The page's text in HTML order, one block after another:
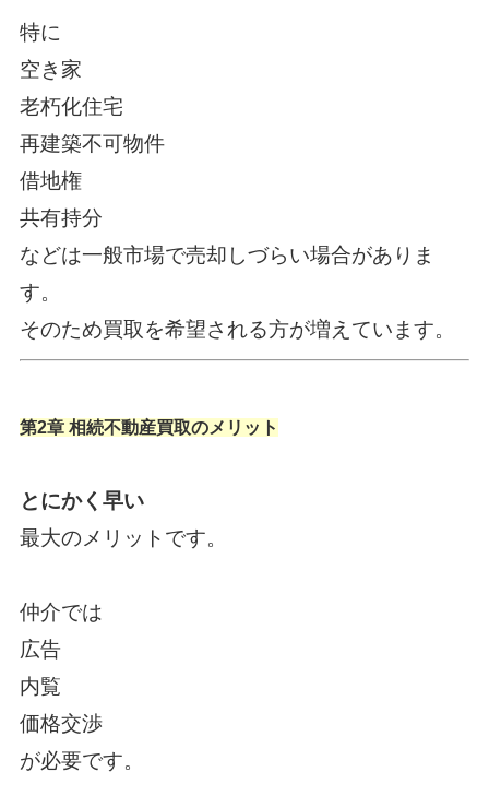
特に
空き家
老朽化住宅
再建築不可物件
借地権
共有持分
などは一般市場で売却しづらい場合がありま
す。
そのため買取を希望される方が増えています。
第2章 相続不動産買取のメリット
とにかく早い
最大のメリットです。
仲介では
広告
内覧
価格交渉
が必要です。